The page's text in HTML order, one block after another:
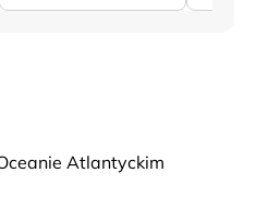
Atlantyckim